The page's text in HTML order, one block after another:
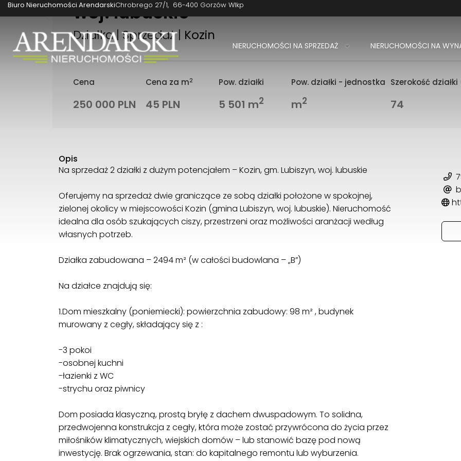
Biuro Nieruchomości ArendarskiChrobrego 27/1 66-400 Gorzów Wlkp
NIERUCHOMOŚCI NA SPRZEDAŻ NIERUCHOMOŚCI NA
woj. lubuskie
Działka | Sprzedaż | Kozin
Cena
250 000 PLN
Cena za m2
45 PLN
Pow. działki
5 501 m2
Pow. działki - jednostka
m2
Szerokość
74
Opis
Na sprzedaż 2 działki z dużym potencjałem – Kozin, gm. Lubiszyn, woj. lubuskie
Oferujemy na sprzedaż dwie graniczące ze sobą działki położone w spokojnej,
zielonej okolicy w miejscowości Kozin (gmina Lubiszyn, woj. lubuskie). Nieruchomość
idealna dla osób szukających ciszy, przestrzeni oraz możliwości aranżacji według
własnych potrzeb.
Działka zabudowana – 2494 m² (w całości budowlana – „B”)
Na działce znajdują się:
1.Dom mieszkalny (poniemiecki): powierzchnia zabudowy: 98 m² , budynek
murowany z cegły, składający się z :
-3 pokoi
-osobnej kuchni
-łazienki z WC
-strychu oraz piwnicy
Dom posiada klasyczną, prostą bryłę z dachem dwuspadowym. To solidna,
przedwojenna konstrukcja z cegły, która może zostać przywrócona do życia przez
miłośników klimatycznych, wiejskich domów – lub stanowić bazę pod nową
inwestycję. Brak ogrzewania, stan: do kapitalnego remontu lub wyburzenia.